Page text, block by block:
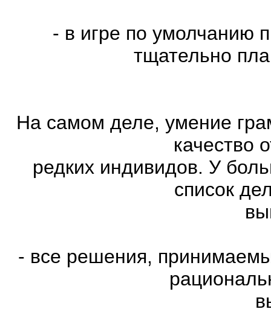
- в игре по умолчанию
тщательно
На самом деле, умение
качество
редких индивидов. У
список
- все решения,